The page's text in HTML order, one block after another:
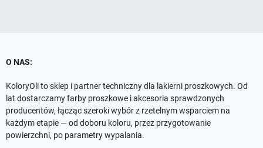
O NAS:
KoloryOli to sklep i partner techniczny dla lakierni proszkowych. Od
lat dostarczamy farby proszkowe i akcesoria sprawdzonych
producentów, łącząc szeroki wybór z rzetelnym wsparciem na
każdym etapie — od doboru koloru, przez przygotowanie
powierzchni, po parametry wypalania.